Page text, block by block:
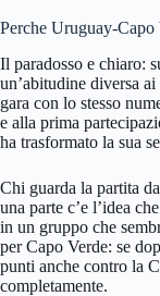
Perche Uruguay-Capo
Il paradosso e chiaro:
un’abitudine diversa
gara con lo stesso
e alla prima
ha trasformato la sua
Chi guarda la partita
una parte c’e l’idea
in un gruppo che
per Capo Verde: se
punti anche contro la
completamente.